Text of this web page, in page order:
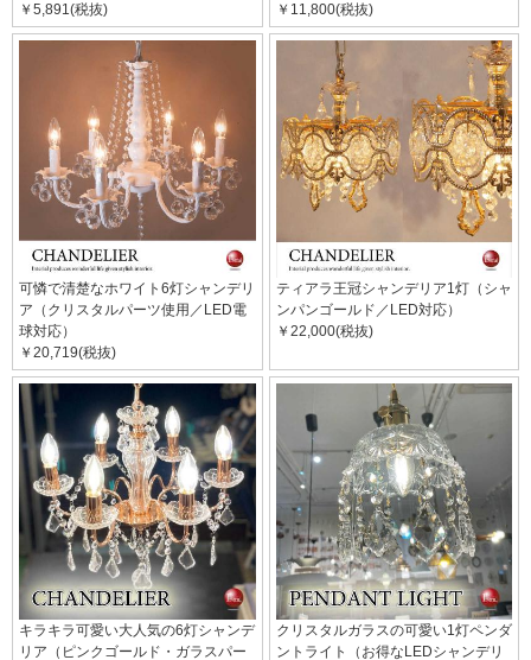
￥5,891(税抜)
￥11,800(税抜)
可憐で清楚なホワイト6灯シャンデリ
ア（クリスタルパーツ使用／LED電
球対応）
￥20,719(税抜)
ティアラ王冠シャンデリア1灯（シャ
ンパンゴールド／LED対応）
￥22,000(税抜)
キラキラ可愛い大人気の6灯シャンデ
リア（ピンクゴールド・ガラスパー
クリスタルガラスの可愛い1灯ペンダ
ントライト（お得なLEDシャンデリ